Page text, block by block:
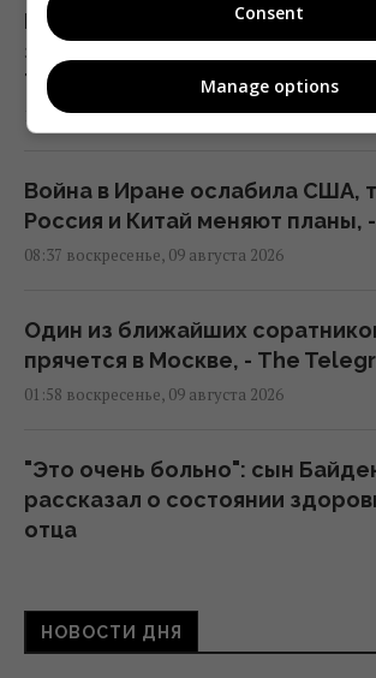
Рекордные рейтинги и
зачищает выборы жестче
Telegraph
10:06 воскресенье, 09 августа 2026
Война в Иране ослабила США,
Россия и Китай меняют планы,
08:37 воскресенье, 09 августа 2026
Один из ближайших
прячется в Москве, - The
01:58 воскресенье, 09 августа 2026
"Это очень больно": сын
рассказал о состоянии
отца
В ЕС предложили новую схему
НОВОСТИ ДНЯ
Consent
Manage options